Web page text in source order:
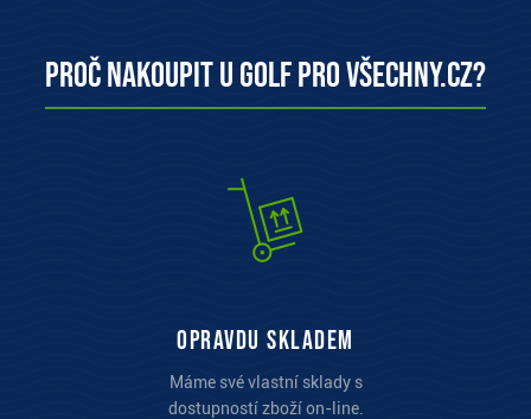
Proč nakoupit u Golf pro všechny.cz?
opravdu skladem
Máme své vlastní sklady s
dostupností zboží on-line.